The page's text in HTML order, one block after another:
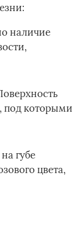
наличие
под которыми
губе
цвета,